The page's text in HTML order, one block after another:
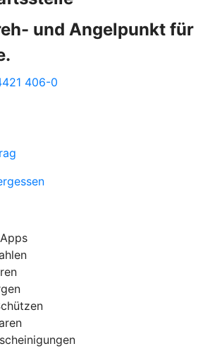
und Angelpunkt für
406-0